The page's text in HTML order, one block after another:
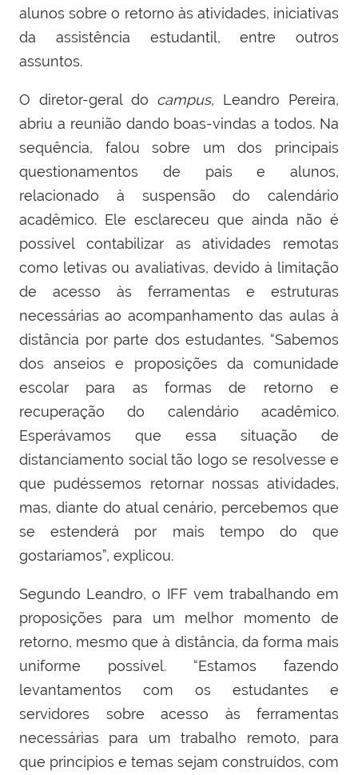
alunos sobre o retorno às atividades, iniciativas
da assistência estudantil, entre outros
assuntos.
O diretor-geral do campus, Leandro Pereira,
abriu a reunião dando boas-vindas a todos. Na
sequência, falou sobre um dos principais
questionamentos de pais e alunos,
relacionado à suspensão do calendário
acadêmico. Ele esclareceu que ainda não é
possível contabilizar as atividades remotas
como letivas ou avaliativas, devido à limitação
de acesso às ferramentas e estruturas
necessárias ao acompanhamento das aulas à
distância por parte dos estudantes. “Sabemos
dos anseios e proposições da comunidade
escolar para as formas de retorno e
recuperação do calendário acadêmico.
Esperávamos que essa situação de
distanciamento social tão logo se resolvesse e
que pudéssemos retornar nossas atividades,
mas, diante do atual cenário, percebemos que
se estenderá por mais tempo do que
gostaríamos”, explicou.
Segundo Leandro, o IFF vem trabalhando em
proposições para um melhor momento de
retorno, mesmo que à distância, da forma mais
uniforme possível. “Estamos fazendo
levantamentos com os estudantes e
servidores sobre acesso às ferramentas
necessárias para um trabalho remoto, para
que princípios e temas sejam construídos, com